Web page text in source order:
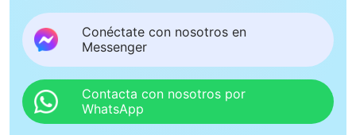
Conéctate con nosotros en
Messenger
Contacta con nosotros por
WhatsApp